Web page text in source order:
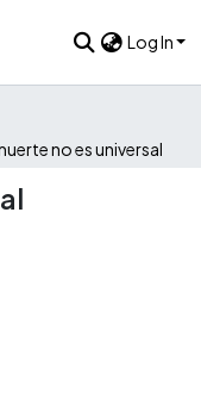
Log In
no es universal